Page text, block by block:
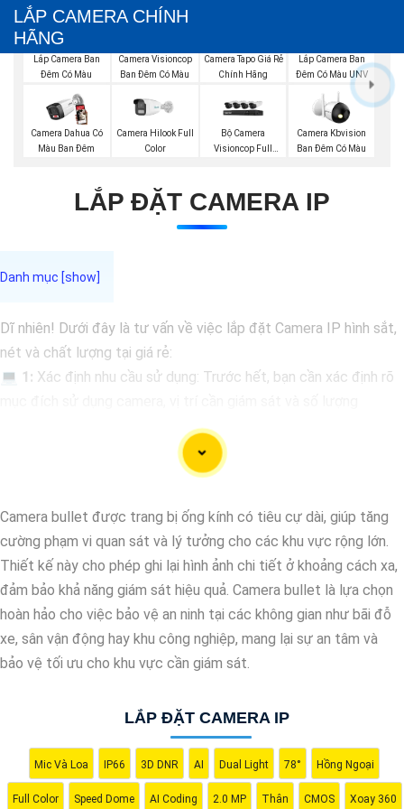
LẮP CAMERA CHÍNH
HÃNG
Lắp Camera Ban
Đêm Có Màu
Camera Visioncop
Ban Đêm Có Màu
Camera Tapo Giá Rẻ
Chính Hãng
Lắp Camera Ban
Đêm Có Màu UNV
Camera Dahua Có
Màu Ban Đêm
Camera Hilook Full
Color
Bộ Camera
Visioncop Full
Camera Kbvision
Ban Đêm Có Màu
LẮP ĐẶT CAMERA IP
Dĩ nhiên! Dưới đây là tư vấn về việc lắp đặt Camera IP hình sắt,
nét và chất lượng tại giá rẻ:
💻 1: Xác định nhu cầu sử dụng: Trước hết, bạn cần xác định rõ
Chọn loại Camera IP chất lượng: Camera IP cung cấp hình
ảnh sắc nét và chất lượng cao. Đảm bảo chọn camera có độ
✤3:Xác định vị trí lắp đặt: Đảm bảo chọn vị trí lắp đặt camera
sao cho có thể quan sát được toàn bộ khu vực cần giám sát
một cách hiệu quả nhất.
Ω4:Chọn hệ thống lưu trữ đám mây hoặc thiết bị lưu trữ nội bộ:
Lựa chọn hệ thống lưu trữ phù hợp để lưu trữ video từ camera
IP. Đám mây hoặc máy chủ lưu trữ nội bộ đều là sự lựa chọn
thông minh.
camera IP, hãy kiểm tra kỹ các tính năng như hỗ trợ kết nối
mạng, góc quan sát, khả năng chống nước, ánh sáng yếu, hồng
ngoại, cảnh báo chuyển động… để Tin hơn camera phản ánh
đúng nhu cầu sử dụng của bạn.
Camera bullet được trang bị ống kính có tiêu cự dài, giúp tăng
cường phạm vi quan sát và lý tưởng cho các khu vực rộng lớn.
Thiết kế này cho phép ghi lại hình ảnh chi tiết ở khoảng cách xa,
đảm bảo khả năng giám sát hiệu quả. Camera bullet là lựa chọn
hoàn hảo cho việc bảo vệ an ninh tại các không gian như bãi đỗ
xe, sân vận động hay khu công nghiệp, mang lại sự an tâm và
bảo vệ tối ưu cho khu vực cần giám sát.
LẮP ĐẶT CAMERA IP
Mic Và Loa IP66 3D DNR AI Dual Light 78° Hồng Ngoại
Full Color Speed Dome AI Coding 2.0 MP Thân CMOS Xoay 360